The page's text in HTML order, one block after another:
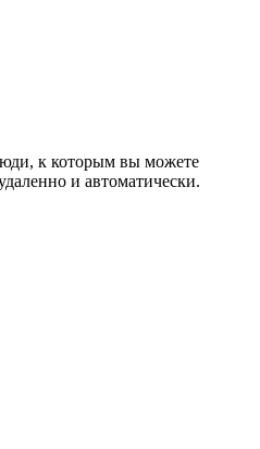
к которым вы можете
и автоматически.